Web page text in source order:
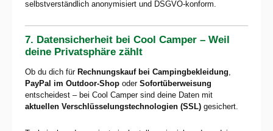
selbstverständlich anonymisiert und DSGVO-konform.
7. Datensicherheit bei Cool Camper – Weil
deine Privatsphäre zählt
Ob du dich für Rechnungskauf bei Campingbekleidung
PayPal im Outdoor-Shop oder Sofortüberweisung
entscheidest – bei Cool Camper sind deine Daten mit
aktuellen Verschlüsselungstechnologien (SSL) gesichert.